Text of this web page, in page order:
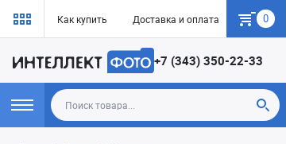
Как купить Доставка и оплата Гарантия
0
+7 (343) 350-22-33